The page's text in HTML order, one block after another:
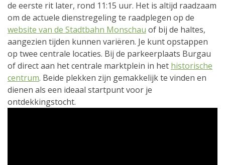
de eerste rit later, rond 11:15 uur. Het is altijd raadzaam
om de actuele dienstregeling te raadplegen op de
website van de Stadtbahn Monschau of bij de haltes,
aangezien tijden kunnen variëren. Je kunt opstappen
op twee centrale locaties. Bij de parkeerplaats Burgau
of direct aan het centrale marktplein in het historische
centrum. Beide plekken zijn gemakkelijk te vinden en
dienen als een ideaal startpunt voor je
ontdekkingstocht.